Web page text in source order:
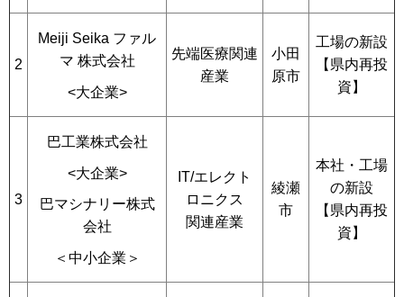
2
Meiji Seika ファル
マ 株式会社
<大企業>
先端医療関連
産業
小田
原市
工場の新設
【県内再投
資】
3
巴工業株式会社
<大企業>
巴マシナリー株式
会社
＜中小企業＞
IT/エレクト
ロニクス
関連産業
綾瀬
市
本社・工場
の新設
【県内再投
資】